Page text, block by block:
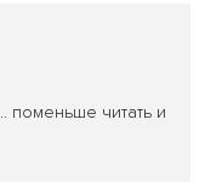
поменьше читать и